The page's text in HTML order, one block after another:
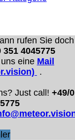
rufen Sie doch
351 4045775
eine Mail
.
Just call!+49/0
und
E-
.
Links